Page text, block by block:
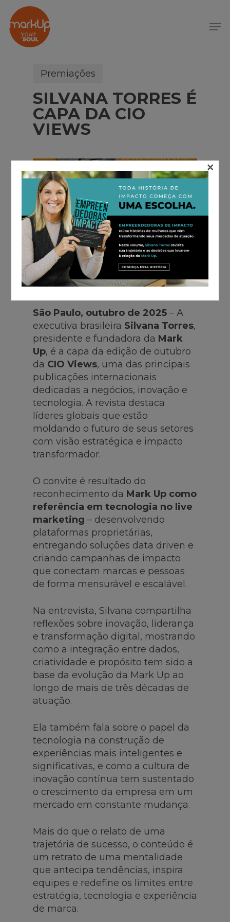
Menu
Premiações
SILVANA TORRES É
CAPA DA CIO
VIEWS
PRESIDENTE DA MARK UP GANHA
DESTAQUE GLOBAL POR SUA
LIDERANÇA EM INOVAÇÃO E
TECNOLOGIA APLICADA AO LIVE
São Paulo, outubro de 2025 – A
executiva brasileira Silvana Torres,
presidente e fundadora da Mark
Up, é a capa da edição de outubro
da CIO Views, uma das principais
publicações internacionais
dedicadas a negócios, inovação e
tecnologia. A revista destaca
líderes globais que estão
moldando o futuro de seus setores
com visão estratégica e impacto
transformador.
O convite é resultado do
reconhecimento da Mark Up como
referência em tecnologia no live
marketing – desenvolvendo
plataformas proprietárias,
entregando soluções data driven e
criando campanhas de impacto
que conectam marcas e pessoas
de forma mensurável e escalável.
Na entrevista, Silvana compartilha
reflexões sobre inovação, liderança
e transformação digital, mostrando
como a integração entre dados,
criatividade e propósito tem sido a
base da evolução da Mark Up ao
longo de mais de três décadas de
atuação.
Ela também fala sobre o papel da
tecnologia na construção de
experiências mais inteligentes e
significativas, e como a cultura de
inovação contínua tem sustentado
o crescimento da empresa em um
mercado em constante mudança.
Mais do que o relato de uma
trajetória de sucesso, o conteúdo é
um retrato de uma mentalidade
que antecipa tendências, inspira
equipes e redefine os limites entre
estratégia, tecnologia e experiência
de marca.
×